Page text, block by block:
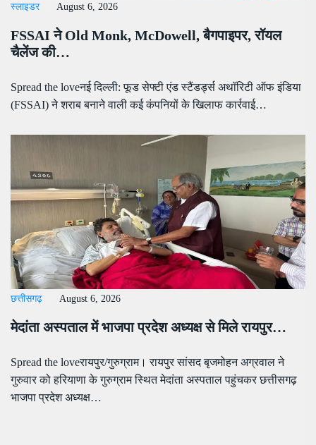
स्लाइडर August 6, 2026
FSSAI ने Old Monk, McDowell, बैगपाइपर, रॉयल
चैलेंज की…
Spread the loveनई दिल्ली: फूड सेफ्टी एंड स्टैंडर्ड्स अथॉरिटी ऑफ इंडिया
(FSSAI) ने शराब बनाने वाली कई कंपनियों के खिलाफ कार्रवाई…
छत्तीसगढ़ August 6, 2026
मेदांता अस्पताल में भाजपा प्रदेश अध्यक्ष से मिले रायपुर…
Spread the loveरायपुर/गुरुग्राम। रायपुर सांसद बृजमोहन अग्रवाल ने
गुरुवार को हरियाणा के गुरुग्राम स्थित मेदांता अस्पताल पहुंचकर छत्तीसगढ़
भाजपा प्रदेश अध्यक्ष…